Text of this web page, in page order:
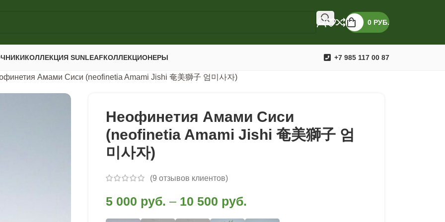
0 РУБ.
КОЛЛЕКЦИЯ SUNLEAFКОЛЛЕКЦИОНЕРЫ +7 985 117 00 87
Амами Сиси (neofinetia Amami Jishi 奄美獅子 엄미사자)
Неофинетия Амами Сиси
(neofinetia Amami Jishi 奄美獅子 엄
미사자)
(9 отзывов клиентов)
5 000 руб. – 10 500 руб.